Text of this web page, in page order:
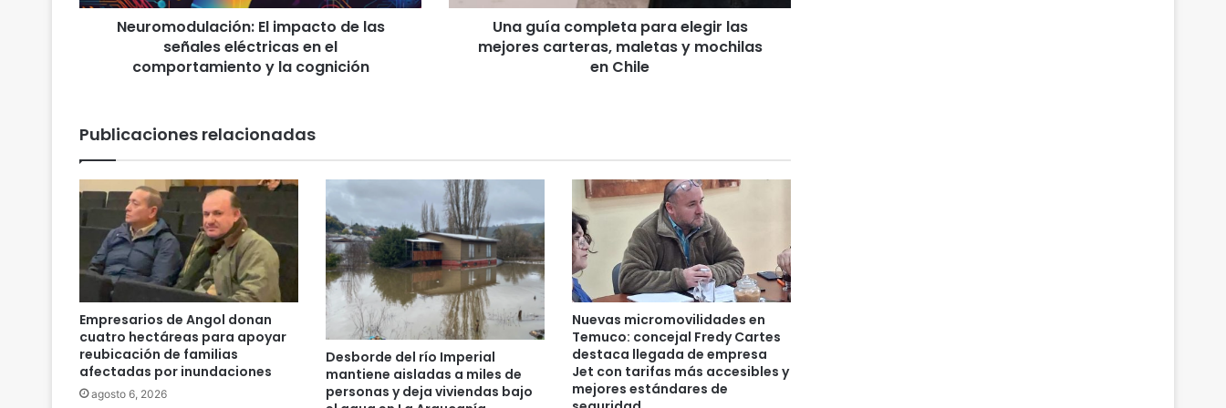
u
:
E
l
i
c
o
d
e
l
a
Neuromodulación: El impacto de las
señales eléctricas en el
comportamiento y la cognición
o
a
r
a
e
l
e
g
i
r
l
s
m
Una guía completa para elegir las
mejores carteras, maletas y mochilas
en Chile
Publicaciones relacionadas
Empresarios de Angol donan
cuatro hectáreas para apoyar
reubicación de familias
afectadas por inundaciones
agosto 6, 2026
Desborde del río Imperial
mantiene aisladas a miles de
personas y deja viviendas bajo
Nuevas micromovilidades en
Temuco: concejal Fredy Cartes
destaca llegada de empresa
Jet con tarifas más accesibles y
mejores estándares de